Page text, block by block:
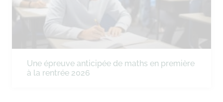
Une épreuve anticipée de maths en première
à la rentrée 2026